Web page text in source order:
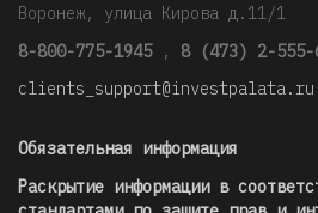
Воронеж, улица Кирова д.11/1
8-800-775-1945 , 8 (473) 2-555-
clients_support@investpalata.ru
Обязательная информация
Раскрытие информации в